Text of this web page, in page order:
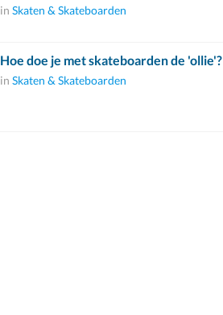
in Skaten & Skateboarden
Hoe doe je met skateboarden de 'ollie'?
in Skaten & Skateboarden